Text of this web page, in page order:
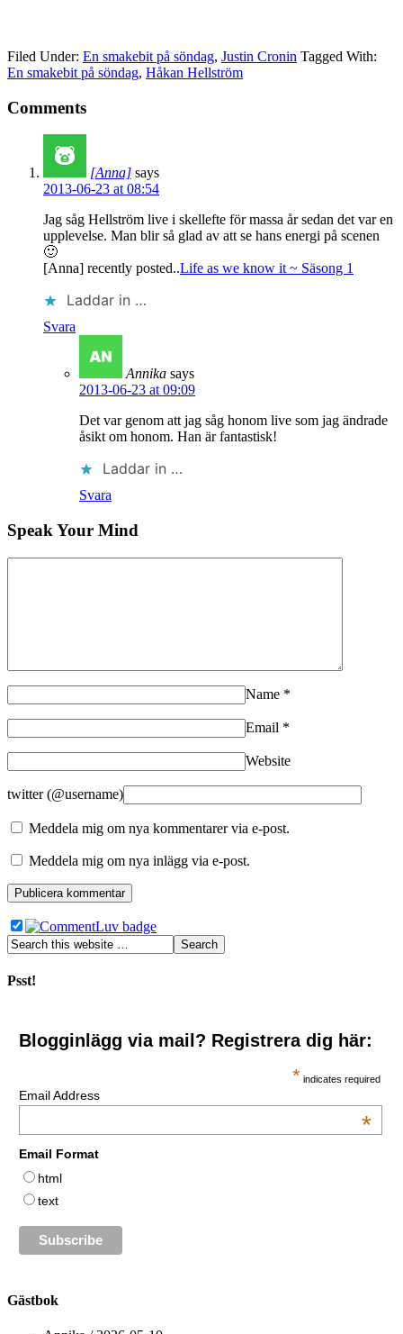
Filed Under: En smakebit på söndag, Justin Cronin Tagged With:
En smakebit på söndag, Håkan Hellström
Comments
[Anna] says
2013-06-23 at 08:54
Jag såg Hellström live i skellefte för massa år sedan det var en
upplevelse. Man blir så glad av att se hans energi på scenen
🙂
[Anna] recently posted..Life as we know it ~ Säsong 1
Laddar in …
Svara
Annika says
2013-06-23 at 09:09
Det var genom att jag såg honom live som jag ändrade
åsikt om honom. Han är fantastisk!
Laddar in …
Svara
Speak Your Mind
Name *
Email *
Website
twitter (@username)
Meddela mig om nya kommentarer via e-post.
Meddela mig om nya inlägg via e-post.
Psst!
Blogginlägg via mail? Registrera dig här:
* indicates required
Email Address
*
Email Format
html
text
Gästbok